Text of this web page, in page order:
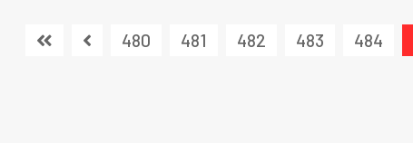
480 481 482 483 484